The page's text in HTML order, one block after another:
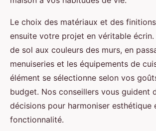
Le choix des matériaux et des
ensuite votre projet en véritable
de sol aux couleurs des murs, en
menuiseries et les équipements de
élément se sélectionne selon vos
budget. Nos conseillers vous guident
décisions pour harmoniser esthétique
fonctionnalité.